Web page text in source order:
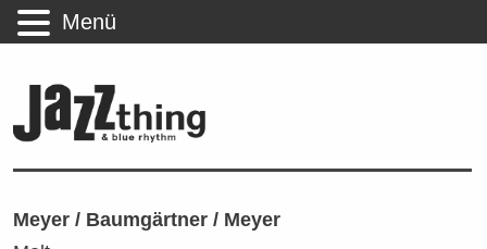
Meyer / Baumgärtner / Meyer
Menü